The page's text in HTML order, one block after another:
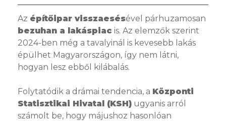
Az építőipar visszaesésével párhuzamosan
bezuhan a lakáspiac is. Az elemzők szerint
2024-ben még a tavalyinál is kevesebb lakás
épülhet Magyarországon, így nem látni,
hogyan lesz ebből kilábalás.
Folytatódik a drámai tendencia, a Központi
Statisztikai Hivatal (KSH) ugyanis arról
számolt be, hogy májushoz hasonlóan